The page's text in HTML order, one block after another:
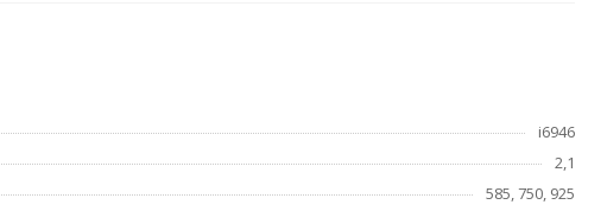
i6946
2,1
585, 750, 925